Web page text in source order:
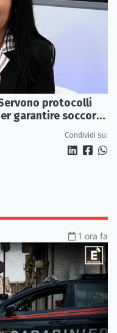
protocolli
garantire soccorsi
Condividi su:
1 ora fa